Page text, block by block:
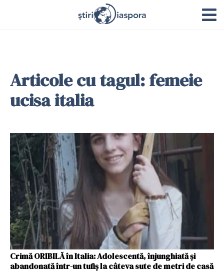
Articole cu tagul: femeie
ucisa italia
Crimă ORIBILĂ în Italia: Adolescentă, înjunghiată şi
abandonată într-un tufiş la câteva sute de metri de casă